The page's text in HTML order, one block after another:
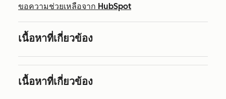
ขอความช่วยเหลือจาก HubSpot
เนื้อหาที่เกี่ยวข้อง
เนื้อหาที่เกี่ยวข้อง